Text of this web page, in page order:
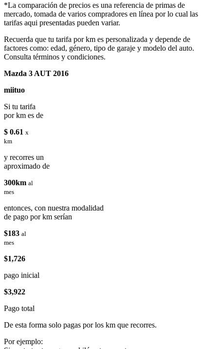
*La comparación de precios es una referencia de primas de
mercado, tomada de varios compradores en línea por lo cual las
tarifas aqui presentadas pueden variar.
Recuerda que tu tarifa por km es personalizada y depende de
factores como: edad, género, tipo de garaje y modelo del auto.
Consulta términos y condiciones.
Mazda 3 AUT 2016
miituo
Si tu tarifa
por km es de
$ 0.61 x
km
y recorres un
aproximado de
300km al
mes
entonces, con nuestra modalidad
de pago por km serían
$183 al
mes
$1,726
pago inicial
$3,922
Pago total
De esta forma solo pagas por los km que recorres.
Por ejemplo: